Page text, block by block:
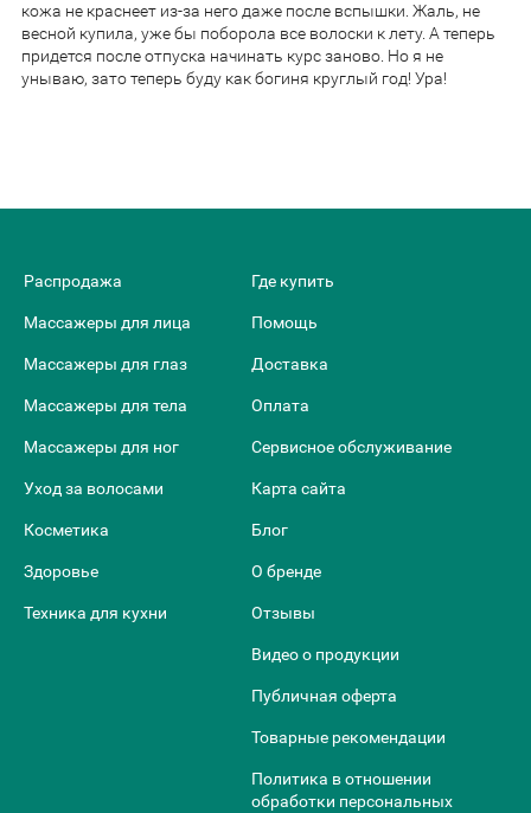
кожа не краснеет из-за него даже после вспышки. Жаль, не
весной купила, уже бы поборола все волоски к лету. А теперь
придется после отпуска начинать курс заново. Но я не
унываю, зато теперь буду как богиня круглый год! Ура!
Распродажа
Массажеры для лица
Массажеры для глаз
Массажеры для тела
Массажеры для ног
Уход за волосами
Косметика
Здоровье
Техника для кухни
Где купить
Помощь
Доставка
Оплата
Сервисное обслуживание
Карта сайта
Блог
О бренде
Отзывы
Видео о продукции
Публичная оферта
Товарные рекомендации
Политика в отношении
обработки персональных